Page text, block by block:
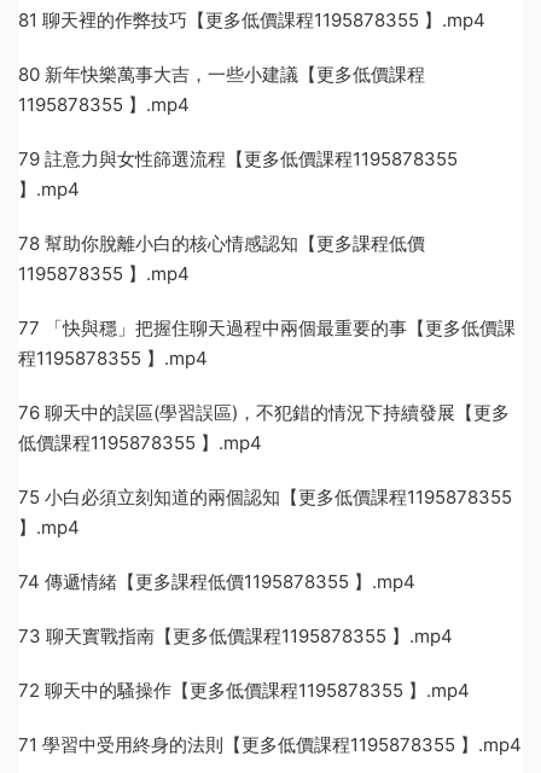
81 聊天裡的作弊技巧【更多低價課程1195878355 】.mp4
80 新年快樂萬事大吉，一些小建議【更多低價課程
1195878355 】.mp4
79 註意力與女性篩選流程【更多低價課程1195878355
】.mp4
78 幫助你脫離小白的核心情感認知【更多課程低價
1195878355 】.mp4
77 「快與穩」把握住聊天過程中兩個最重要的事【更多低價課
程1195878355 】.mp4
76 聊天中的誤區(學習誤區)，不犯錯的情況下持續發展【更多
低價課程1195878355 】.mp4
75 小白必須立刻知道的兩個認知【更多低價課程1195878355
】.mp4
74 傳遞情緒【更多課程低價1195878355 】.mp4
73 聊天實戰指南【更多低價課程1195878355 】.mp4
72 聊天中的騷操作【更多低價課程1195878355 】.mp4
71 學習中受用終身的法則【更多低價課程1195878355 】.mp4